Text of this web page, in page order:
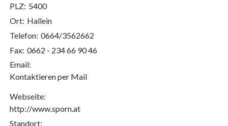
PLZ: 5400
Ort: Hallein
Telefon: 0664/3562662
Fax: 0662 - 234 66 90 46
Email:
Kontaktieren per Mail
Webseite:
http://www.sporn.at
Standort: